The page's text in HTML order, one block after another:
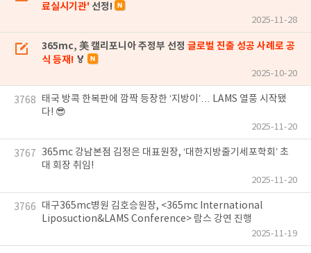
료실시기관' 선정!
2025-11-28
365mc, 美 캘리포니아 주정부 선정 글로벌 진출 성공 사례로 공
식 등재! 🏅
2025-10-20
3768
태국 방콕 한복판에 깜짝 등장한 ‘지방이’… LAMS 열풍 시작됐
다! 😎
2025-11-20
3767
365mc 강남본점 김정은 대표원장, ‘대한지방줄기세포학회’ 초
대 회장 취임!
2025-11-20
3766
대구365mc병원 김호승원장, <365mc International
Liposuction&LAMS Conference> 람스 강연 진행
2025-11-19